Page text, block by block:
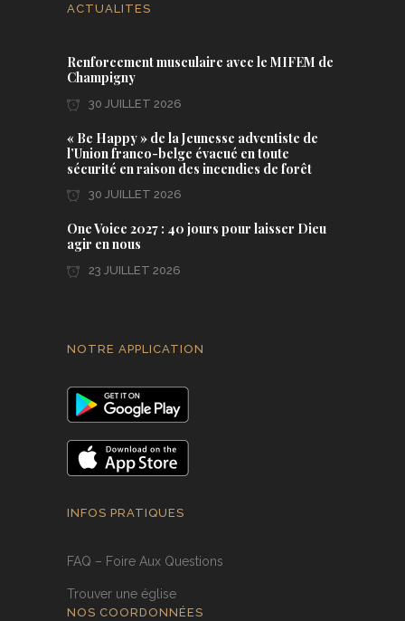
ACTUALITES
Renforcement musculaire avec le MIFEM de
Champigny
30 JUILLET 2026
« Be Happy » de la Jeunesse adventiste de
l’Union franco-belge évacué en toute
sécurité en raison des incendies de forêt
30 JUILLET 2026
One Voice 2027 : 40 jours pour laisser Dieu
agir en nous
23 JUILLET 2026
NOTRE APPLICATION
INFOS PRATIQUES
FAQ – Foire Aux Questions
Trouver une église
NOS COORDONNÉES